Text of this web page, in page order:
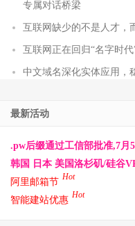
专属对话桥梁
互联网缺少的不是人才，
互联网正在回归“名字时代
中文域名深化实体应用，
最新活动
.pw后缀通过工信部批准,7月
韩国 日本 美国洛杉矶/硅谷
阿里邮箱节 Hot
智能建站优惠 Hot